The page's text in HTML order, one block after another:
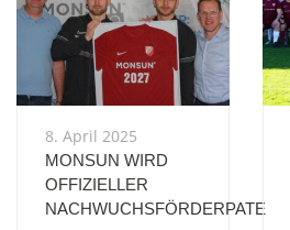
8. April 2025
MONSUN WIRD
OFFIZIELLER
NACHWUCHSFÖRDERPATE